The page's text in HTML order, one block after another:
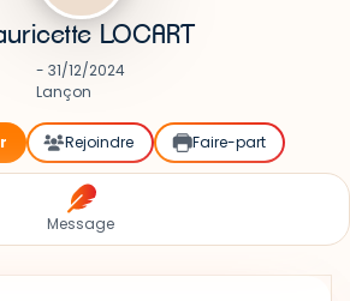
LOCART
- 31/12/2024
Lançon
Rejoindre Faire-part
Message